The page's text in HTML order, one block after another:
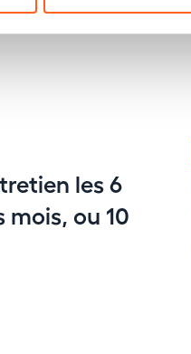
les 6
mois, ou 10